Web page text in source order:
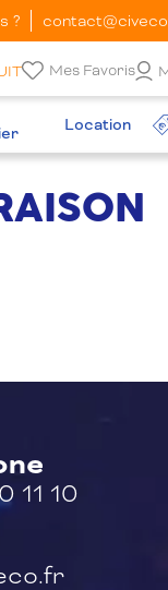
?
Mes Favoris
Location
11 10